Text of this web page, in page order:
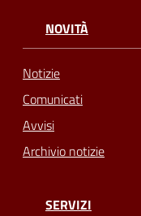
NOVITÀ
Notizie
Comunicati
Avvisi
Archivio notizie
SERVIZI